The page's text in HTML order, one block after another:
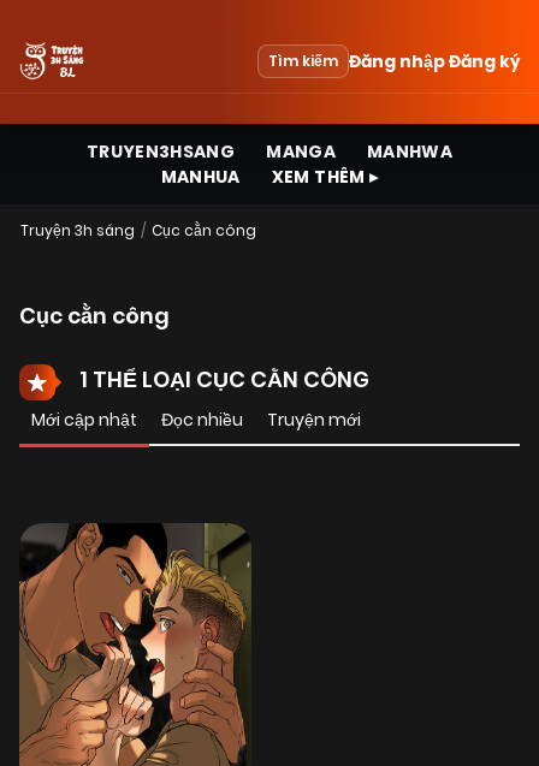
Tìm kiếm Đăng nhậpĐăng ký
TRUYEN3HSANG MANGA
MANHWA
MANHUA
XEM THÊM ▸
Truyện 3h sáng Cục cằn công
Cục cằn công
1 THỂ LOẠI CỤC CẰN CÔNG
Mới cập nhật Đọc nhiều Truyện mới